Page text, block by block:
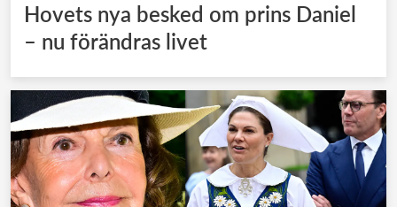
Hovets nya besked om prins Daniel
– nu förändras livet